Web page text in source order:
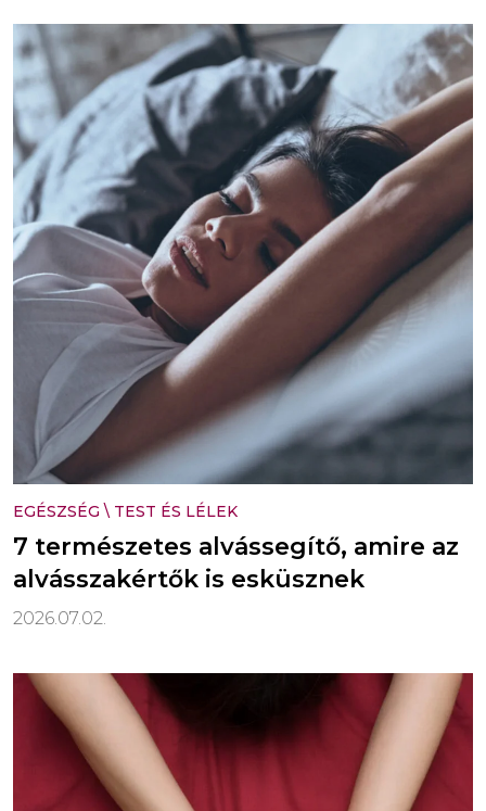
EGÉSZSÉG \ TEST ÉS LÉLEK
7 természetes alvássegítő, amire az
alvásszakértők is esküsznek
2026.07.02.